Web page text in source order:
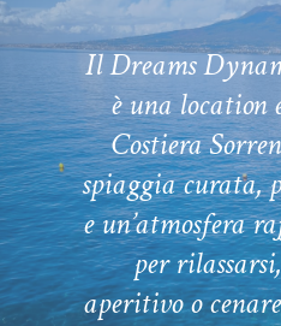
Il Dreams
è una location
Costiera
spiaggia curata,
e un’atmosfera
per
aperitivo o